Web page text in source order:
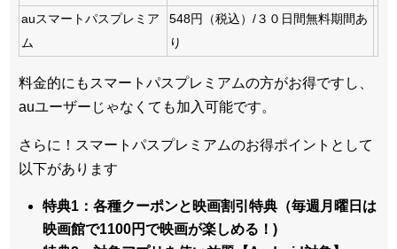
auスマートパスプレミア
ム
548円（税込）/３０日間無料期間あ
り
料金的にもスマートパスプレミアムの方がお得ですし、
auユーザーじゃなくても加入可能です。
さらに！スマートパスプレミアムのお得ポイントとして
以下があります
特典1：各種クーポンと映画割引特典（毎週月曜日は
映画館で1100円で映画が楽しめる！)